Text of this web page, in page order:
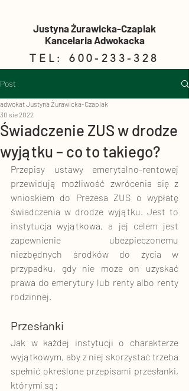
Justyna Żurawicka-Czaplak
Kancelaria Adwokacka
TEL:600-233-328
Post
Świadczenie ZUS w drodze
wyjątku – co to takiego?
adwokat Justyna Żurawicka-Czaplak
30 sie 2022
Przepisy ustawy emerytalno-rentowej
przewidują możliwość zwrócenia się z
wnioskiem do Prezesa ZUS o wypłatę
świadczenia w drodze wyjątku. Jest to
instytucja wyjątkowa, a jej celem jest
zapewnienie ubezpieczonemu
niezbędnych środków do życia w
przypadku, gdy nie może on uzyskać
prawa do emerytury lub renty albo renty
rodzinnej.
Przesłanki
Jak w każdej instytucji o charakterze
wyjątkowym, aby z niej skorzystać trzeba
spełnić określone przepisami przesłanki,
którymi są: